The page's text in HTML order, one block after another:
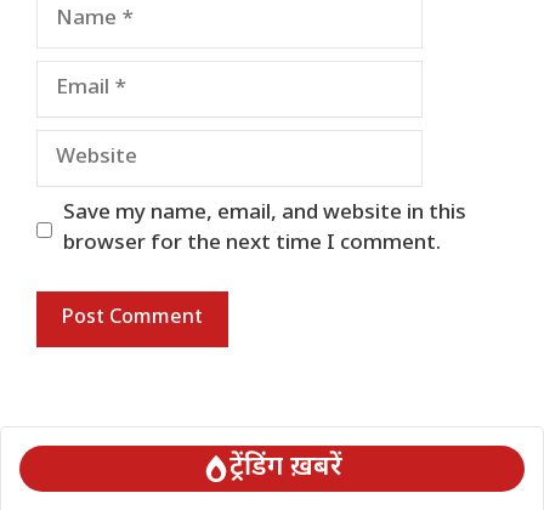
Name
Email
Website
Save my name, email, and website in this
browser for the next time I comment.
ट्रेंडिंग ख़बरें